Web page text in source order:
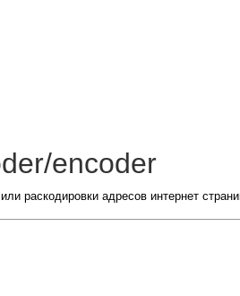
encoder
раскодировки адресов интернет